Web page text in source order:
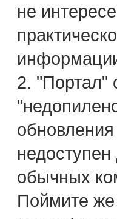
не
2. "Портал"
обычных
Поймите же